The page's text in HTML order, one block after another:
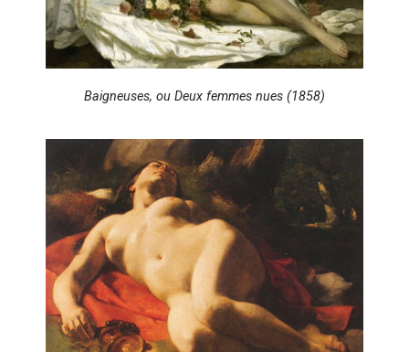
Baigneuses, ou Deux femmes nues (1858)